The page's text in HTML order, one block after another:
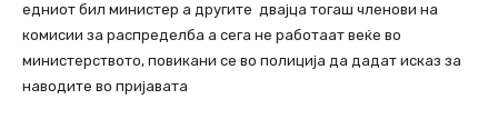
едниот бил министер а другите двајца тогаш членови на
комисии за распределба а сега не работаат веќе во
министерството, повикани се во полиција да дадат исказ за
наводите во пријавата